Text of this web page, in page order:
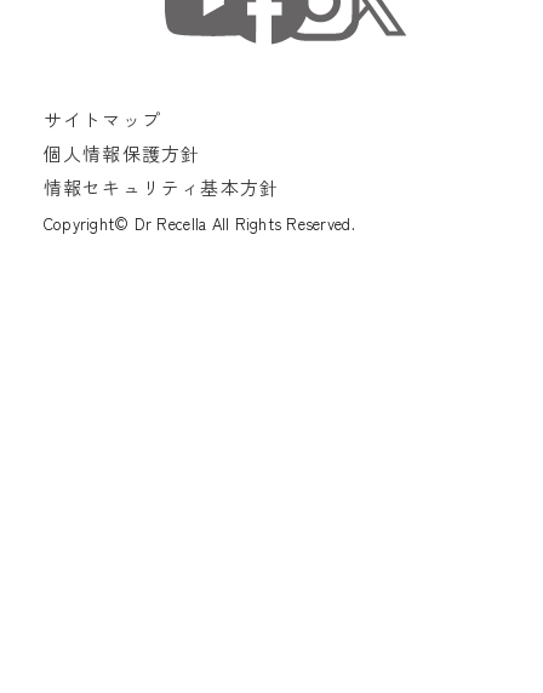
サイトマップ
個人情報保護方針
情報セキュリティ基本方針
Copyright© Dr Recella All Rights Reserved.